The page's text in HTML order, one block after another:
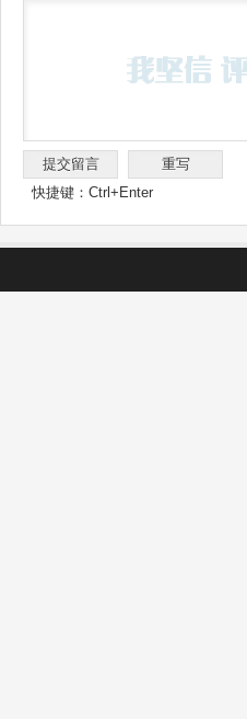
快捷键：Ctrl+Enter